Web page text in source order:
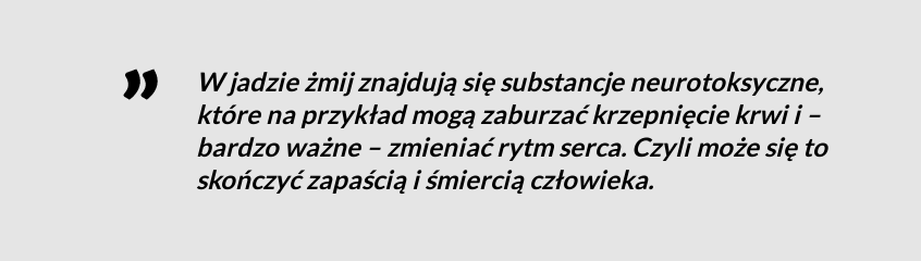
W jadzie żmij znajdują się substancje neurotoksyczne,
które na przykład mogą zaburzać krzepnięcie krwi i –
bardzo ważne – zmieniać rytm serca. Czyli może się to
skończyć zapaścią i śmiercią człowieka.